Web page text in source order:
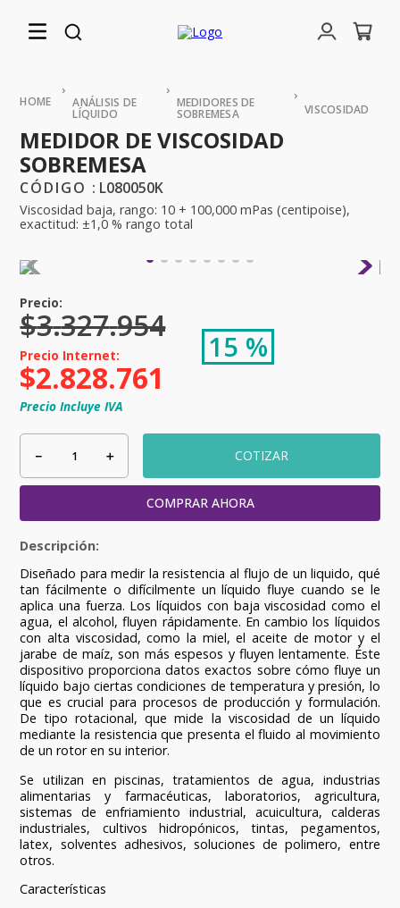
ANÁLISIS DE
LÍQUIDO
MEDIDORES DE
SOBREMESA VISCOSIDAD
MEDIDOR DE VISCOSIDAD
SOBREMESA
: L080050K
Viscosidad baja, rango: 10 + 100,000 mPas (centipoise),
exactitud: ±1,0 % rango total
$3.327.954
15 %
$2.828.761
Precio Incluye IVA
＋
－ COTIZAR
COMPRAR AHORA
Diseñado para medir la resistencia al flujo de un liquido, qué
tan fácilmente o difícilmente un líquido fluye cuando se le
aplica una fuerza. Los líquidos con baja viscosidad como el
agua, el alcohol, fluyen rápidamente. En cambio los líquidos
con alta viscosidad, como la miel, el aceite de motor y el
jarabe de maíz, son más espesos y fluyen lentamente. Éste
dispositivo proporciona datos exactos sobre cómo fluye un
líquido bajo ciertas condiciones de temperatura y presión, lo
que es crucial para procesos de producción y formulación.
De tipo rotacional, que mide la viscosidad de un líquido
mediante la resistencia que presenta el fluido al movimiento
de un rotor en su interior.
Se utilizan en piscinas, tratamientos de agua, industrias
alimentarias y farmacéuticas, laboratorios, agricultura,
sistemas de enfriamiento industrial, acuicultura, calderas
industriales, cultivos hidropónicos, tintas, pegamentos,
latex, solventes adhesivos, soluciones de polimero, entre
otros.
Características